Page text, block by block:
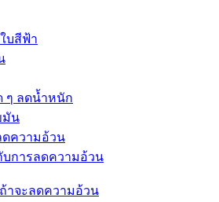
บสีฟ้า
ๆ ลดน้ำหนัก
มัน
ดความอ้วน
บการลดความอ้วน
าจะลดความอ้วน